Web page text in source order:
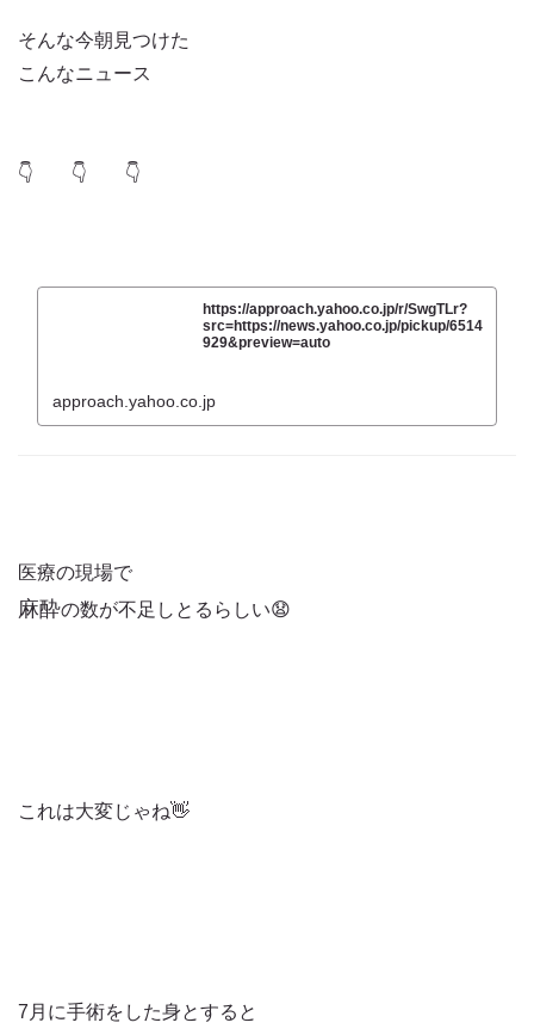
そんな今朝見つけた
こんなニュース
👇 👇 👇
https://approach.yahoo.co.jp/r/SwgTLr?
src=https://news.yahoo.co.jp/pickup/6514
929&preview=auto
approach.yahoo.co.jp
医療の現場で
麻酔の数が不足しとるらしい😧
これは大変じゃね👋
7月に手術をした身とすると